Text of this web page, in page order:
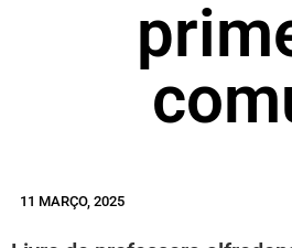
11 MARÇO, 2025